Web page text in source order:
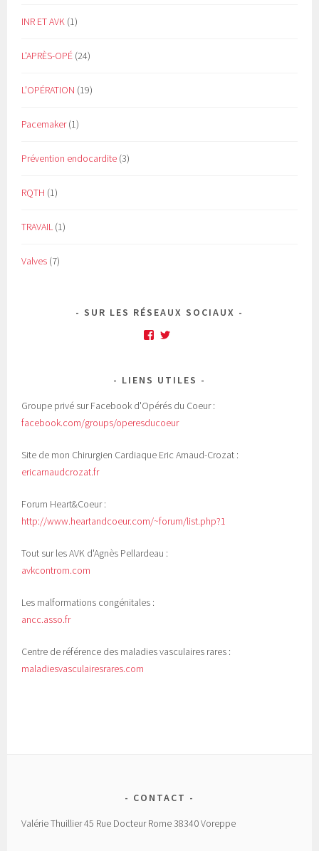
INR ET AVK (1)
L'APRÈS-OPÉ (24)
L'OPÉRATION (19)
Pacemaker(1)
Prévention endocardite (3)
RQTH (1)
TRAVAIL (1)
Valves (7)
SUR LES RÉSEAUX SOCIAUX
Facebook
LIENS UTILES
Groupe privé sur Facebook d'Opérés du Coeur :
facebook.com/groups/operesducoeur
Site de mon Chirurgien Cardiaque Eric Arnaud-Crozat :
ericarnaudcrozat.fr
Forum Heart&Coeur :
http://www.heartandcoeur.com/~forum/list.php?1
Tout sur les AVK d'Agnès Pellardeau :
avkcontrom.com
Les malformations congénitales :
ancc.asso.fr
Centre de référence des maladies vasculaires rares :
maladiesvasculairesrares.com
CONTACT
Valérie Thuillier 45 Rue Docteur Rome 38340 Voreppe